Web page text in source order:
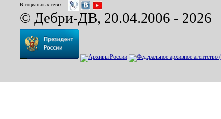
В социальных сетях:
© Дебри-ДВ, 20.04.2006 - 2026